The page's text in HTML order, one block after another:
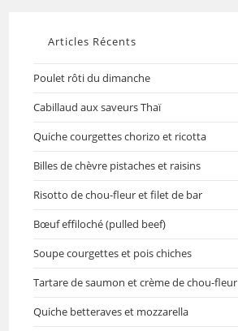
Articles Récents
Poulet rôti du dimanche
Cabillaud aux saveurs Thaï
Quiche courgettes chorizo et ricotta
Billes de chèvre pistaches et raisins
Risotto de chou-fleur et filet de bar
Bœuf effiloché (pulled beef)
Soupe courgettes et pois chiches
Tartare de saumon et crème de chou-fleur
Quiche betteraves et mozzarella